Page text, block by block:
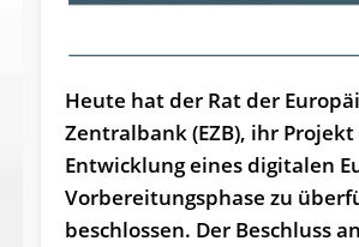
Heute hat der Rat der
Zentral­bank (EZB), ihr Projekt
Entwicklung eines digitalen
Vorbereitungs­phase zu
beschlossen. Der Beschluss